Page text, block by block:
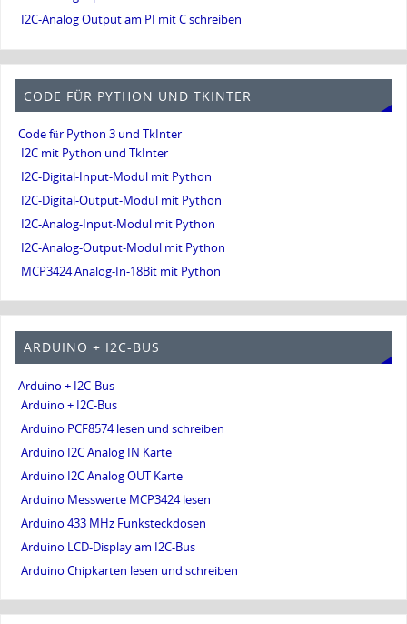
I2C-Analog Output am PI mit C schreiben
CODE FÜR PYTHON UND TKINTER
Code für Python 3 und TkInter
I2C mit Python und TkInter
I2C-Digital-Input-Modul mit Python
I2C-Digital-Output-Modul mit Python
I2C-Analog-Input-Modul mit Python
I2C-Analog-Output-Modul mit Python
MCP3424 Analog-In-18Bit mit Python
ARDUINO + I2C-BUS
Arduino + I2C-Bus
Arduino + I2C-Bus
Arduino PCF8574 lesen und schreiben
Arduino I2C Analog IN Karte
Arduino I2C Analog OUT Karte
Arduino Messwerte MCP3424 lesen
Arduino 433 MHz Funksteckdosen
Arduino LCD-Display am I2C-Bus
Arduino Chipkarten lesen und schreiben